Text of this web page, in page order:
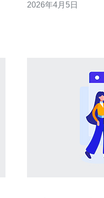
电商、游戏、金融和
2026年4月5日